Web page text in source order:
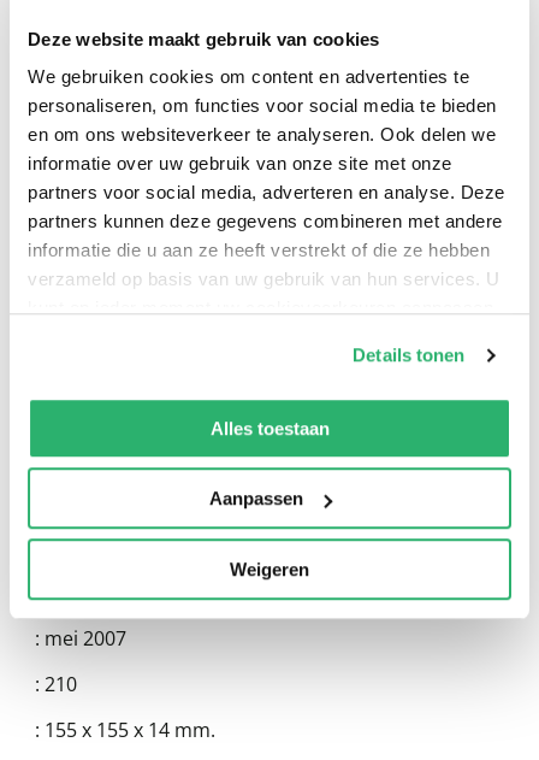
Deze website maakt gebruik van cookies
We gebruiken cookies om content en advertenties te
personaliseren, om functies voor social media te bieden
en om ons websiteverkeer te analyseren. Ook delen we
informatie over uw gebruik van onze site met onze
partners voor social media, adverteren en analyse. Deze
partners kunnen deze gegevens combineren met andere
informatie die u aan ze heeft verstrekt of die ze hebben
verzameld op basis van uw gebruik van hun services. U
kunnen ontvangen en verwerken.
Details tonen
Alles toestaan
Aanpassen
Weigeren
0 |0
:Our World Of Books
:9781602190177
:Kartonboekje
:20
: mei 2007
: 210
: 155 x 155 x 14 mm.